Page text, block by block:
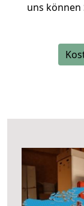
uns können